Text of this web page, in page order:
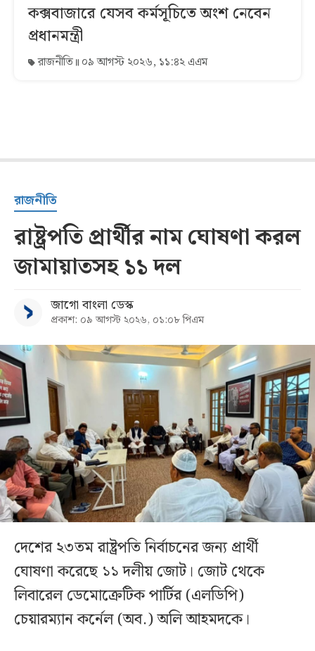
কক্সবাজারে যেসব কর্মসূচিতে অংশ নেবেন
প্রধানমন্ত্রী
রাজনীতি ০৯ আগস্ট ২০২৬, ১১:৪২ এএম
রাজনীতি
রাষ্ট্রপতি প্রার্থীর নাম ঘোষণা করল
জামায়াতসহ ১১ দল
জাগো বাংলা ডেস্ক
প্রকাশ: ০৯ আগস্ট ২০২৬, ০১:০৮ পিএম
দেশের ২৩তম রাষ্ট্রপতি নির্বাচনের জন্য প্রার্থী
ঘোষণা করেছে ১১ দলীয় জোট। জোট থেকে
লিবারেল ডেমোক্রেটিক পার্টির (এলডিপি)
চেয়ারম্যান কর্নেল (অব.) অলি আহমদকে।